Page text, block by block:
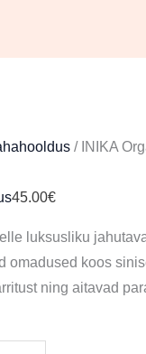
/ INIKA
45.00€
luksusliku
omadused koos
ning aitavad